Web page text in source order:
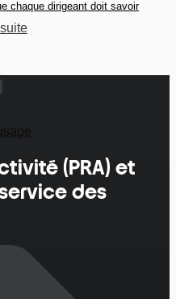
chaque dirigeant doit savoir
(PRA) et
des